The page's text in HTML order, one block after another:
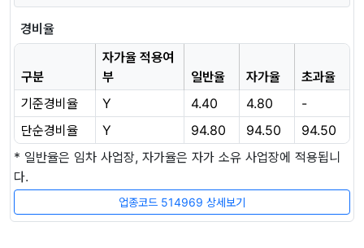
경비율
구분
자가율 적용여
부
일반율 자가율
초과율
기준경비율
Y 4.40 4.80
-
단순경비율
Y 94.80 94.50
94.50
* 일반율은 임차 사업장, 자가율은 자가 소유 사업장에 적용됩니
다.
업종코드 514969 상세보기